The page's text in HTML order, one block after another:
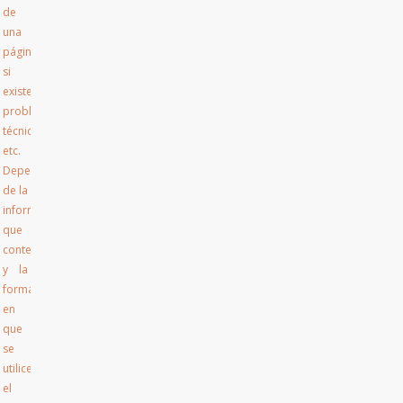
de
una
página,
si
existen
problemas
técnicos,
etc.
Dependiendo
de la
información
que
contengan
y la
forma
en
que
se
utilice
el